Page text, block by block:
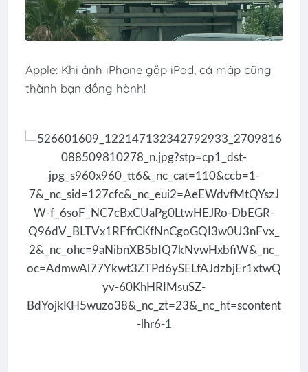
Apple: Khi ảnh iPhone gặp iPad, cá mập cũng
thành bạn đồng hành!